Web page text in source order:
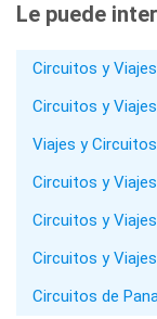
Le puede
Circuitos y
Circuitos y
Viajes y
Circuitos y
Circuitos y
Circuitos y
Circuitos de